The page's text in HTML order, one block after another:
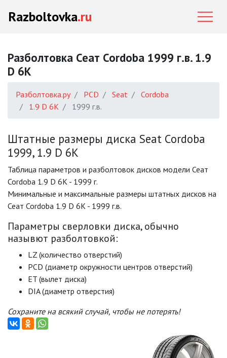
Razboltovka.ru
Разболтовка Сеат Cordoba 1999 г.в. 1.9
D 6K
Разболтовка.ру PCD Seat
Cordoba
1.9 D 6K
1999 г.в.
Штатные размеры диска Seat Cordoba
1999, 1.9 D 6K
Таблица параметров и разболтовок дисков модели Сеат
Cordoba 1.9 D 6K - 1999 г.
Минимальные и максимальные размеры штатных дисков на
Сеат Cordoba 1.9 D 6K - 1999 г.в.
Параметры сверловки диска, обычно
назывют разболтовкой:
LZ (количество отверстий)
PCD (диаметр окружности центров отверстий)
ET (вылет диска)
DIA (диаметр отверстия)
Сохраните на всякий случай, чтобы не потерять!